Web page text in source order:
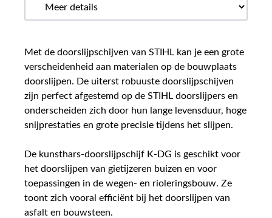
Met de doorslijpschijven van STIHL kan je een grote
verscheidenheid aan materialen op de bouwplaats
doorslijpen. De uiterst robuuste doorslijpschijven
zijn perfect afgestemd op de STIHL doorslijpers en
onderscheiden zich door hun lange levensduur, hoge
snijprestaties en grote precisie tijdens het slijpen.
De kunsthars-doorslijpschijf K-DG is geschikt voor
het doorslijpen van gietijzeren buizen en voor
toepassingen in de wegen- en rioleringsbouw. Ze
toont zich vooral efficiënt bij het doorslijpen van
asfalt en bouwsteen.